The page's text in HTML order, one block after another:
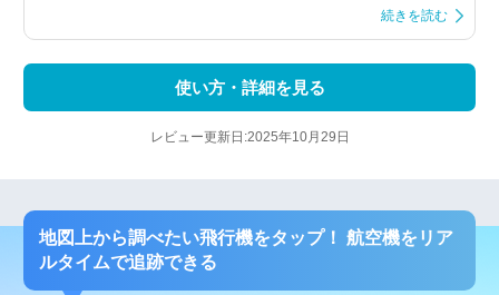
続きを読む
使い方・詳細を見る
レビュー更新日:2025年10月29日
地図上から調べたい飛行機をタップ！ 航空機をリア
ルタイムで追跡できる